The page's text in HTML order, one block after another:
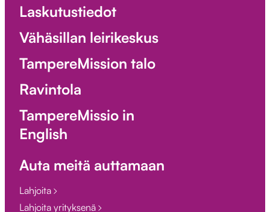
Laskutustiedot
Vähäsillan leirikeskus
TampereMission talo
Ravintola
TampereMissio in
English
Auta meitä auttamaan
Lahjoita
Lahjoita yrityksenä